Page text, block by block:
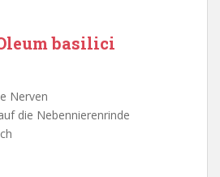
basilici
Nerven
die Nebennierenrinde